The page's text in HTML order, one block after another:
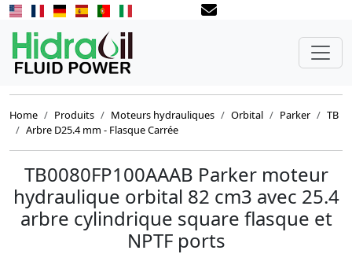
Home Produits Moteurs hydrauliques Orbital Parker
TB
Arbre D25.4 mm - Flasque Carrée
TB0080FP100AAAB Parker moteur
hydraulique orbital 82 cm3 avec 25.4
arbre cylindrique square flasque et
NPTF ports